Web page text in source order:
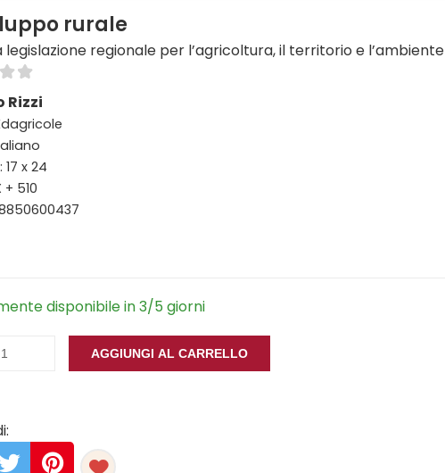
rurale
legislazione regionale per l’agricoltura, il territorio e l’ambiente
Rizzi
x 24
+ 510
disponibile in 3/5 giorni
AGGIUNGI AL CARRELLO